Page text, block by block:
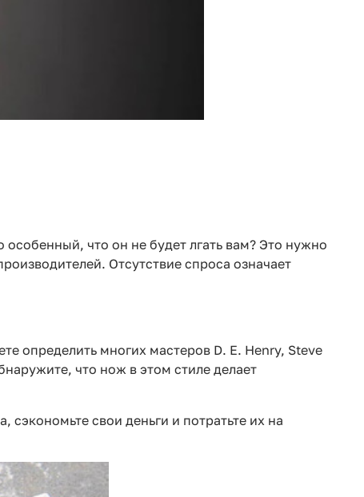
что он не будет лгать вам? Это нужно
Отсутствие спроса означает
определить многих мастеров D. E. Henry, Steve
что нож в этом стиле делает
свои деньги и потратьте их на